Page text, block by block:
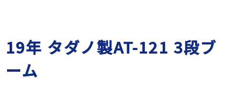
19年 タダノ製AT-121 3段ブ
ーム